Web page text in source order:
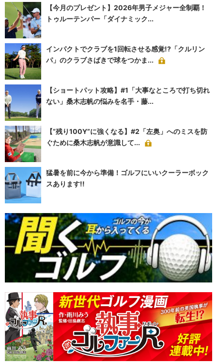
【今月のプレゼント】2026年男子メジャー全制覇！
トゥルーテンパー「ダイナミック...
インパクトでクラブを1回転させる感覚!?「クルリン
パ」のクラブさばきで球をつかま...
【ショートパット攻略】#1「大事なところで打ち切れ
ない」桑木志帆の悩みを名手・藤...
【“残り100Y”に強くなる】#2「左奥」へのミスを防
ぐために桑木志帆が意識して...
猛暑を前に今から準備！ゴルフにいいクーラーボック
スあります!!